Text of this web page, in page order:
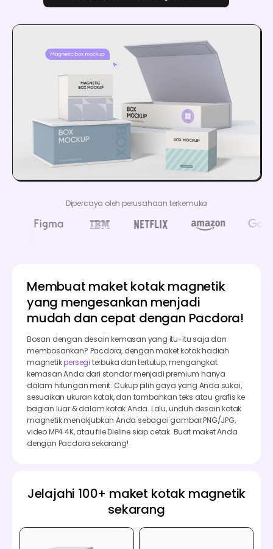
Dipercaya oleh perusahaan terkemuka
Membuat maket kotak magnetik
yang mengesankan menjadi
mudah dan cepat dengan Pacdora!
Bosan dengan desain kemasan yang itu-itu saja dan
membosankan? Pacdora, dengan maket kotak hadiah
magnetikpersegi terbuka dan tertutup, mengangkat
kemasan Anda dari standar menjadi premium hanya
dalam hitungan menit. Cukup pilih gaya yang Anda sukai,
sesuaikan ukuran kotak, dan tambahkan teks atau grafis ke
bagian luar & dalam kotak Anda. Lalu, unduh desain kotak
magnetik menakjubkan Anda sebagai gambar PNG/JPG,
video MP4 4K, atau file Dieline siap cetak. Buat maket Anda
dengan Pacdora sekarang!
Jelajahi 100+ maket kotak magnetik
sekarang